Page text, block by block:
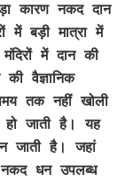
कारण नकद दान
में बड़ी मात्रा में
में दान की
वैज्ञानिक
तक नहीं खोली
जाती है। यह
जाती है। जहां
नकद धन उपलब्ध